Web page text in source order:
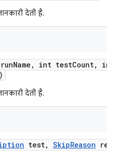
देती है.
Name , int testCount,
int
देती है.
test, SkipReason